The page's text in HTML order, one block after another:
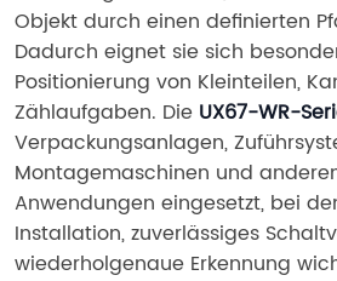
Objekt durch einen definierten
Dadurch eignet sie sich
Positionierung von Kleinteilen,
Zählaufgaben. Die UX67-WR-
Verpackungsanlagen,
Montagemaschinen und
Anwendungen eingesetzt, bei
Installation, zuverlässiges
wiederholgenaue Erkennung